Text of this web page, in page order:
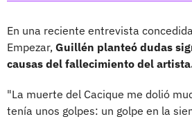
En una reciente entrevista
Empezar, Guillén planteó dudas
causas del fallecimiento del
"La muerte del Cacique me dolió
tenía unos golpes: un golpe en la